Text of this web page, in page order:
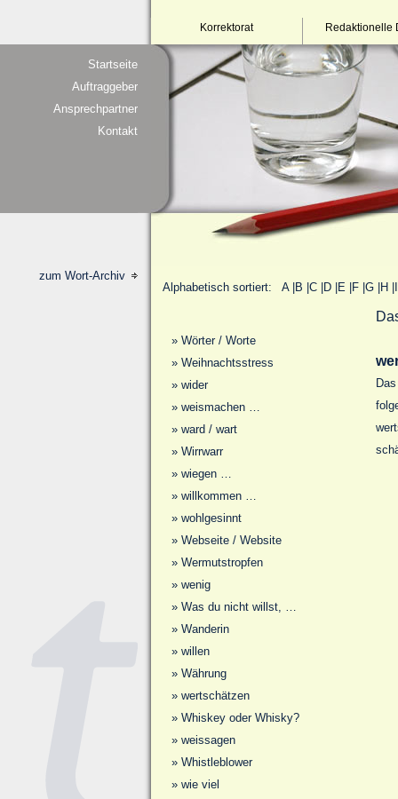
Startseite
Auftraggeber
Ansprechpartner
Kontakt
zum Wort-Archiv
Korrektorat Redaktionelle
Alphabetisch sortiert: A| B C| D| E| F| G| H
» Wörter / Worte
» Weihnachtsstress
» wider
» weismachen …
» ward / wart
» Wirrwarr
» wiegen …
» willkommen …
» wohlgesinnt
» Webseite / Website
» Wermutstropfen
» wenig
» Was du nicht willst, …
» Wanderin
» willen
» Währung
» wertschätzen
» Whiskey oder Whisky?
» weissagen
» Whistleblower
» wie viel